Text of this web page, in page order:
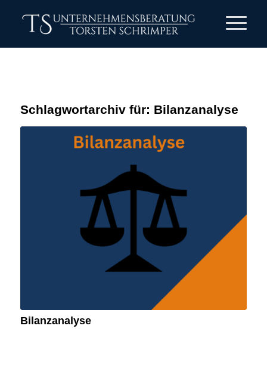
Schlagwortarchiv für: Bilanzanalyse
Bilanzanalyse